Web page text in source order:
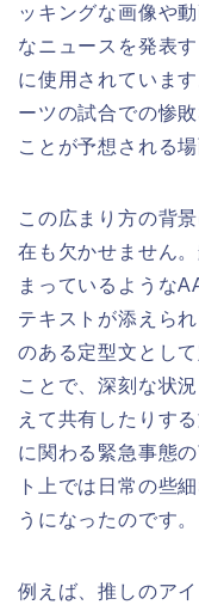
ッキングな画像や
なニュースを発表
に使用されていま
ーツの試合での惨
ことが予想される
この広まり方の背
在も欠かせません
まっているような
テキストが添えら
のある定型文とし
ことで、深刻な状
えて共有したりす
に関わる緊急事態
ト上では日常の些
うになったのです。
例えば、推しのア